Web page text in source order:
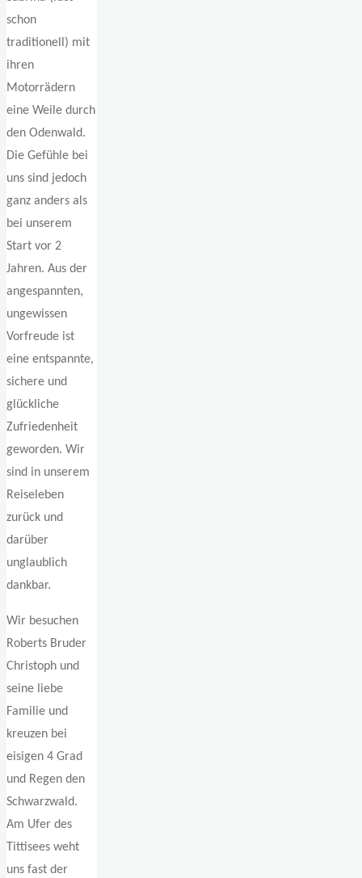
schon
traditionell) mit
ihren
Motorrädern
eine Weile durch
den Odenwald.
Die Gefühle bei
uns sind jedoch
ganz anders als
bei unserem
Start vor 2
Jahren. Aus der
angespannten,
ungewissen
Vorfreude ist
eine entspannte,
sichere und
glückliche
Zufriedenheit
geworden. Wir
sind in unserem
Reiseleben
zurück und
darüber
unglaublich
dankbar.
Wir besuchen
Roberts Bruder
Christoph und
seine liebe
Familie und
kreuzen bei
eisigen 4 Grad
und Regen den
Schwarzwald.
Am Ufer des
Tittisees weht
uns fast der